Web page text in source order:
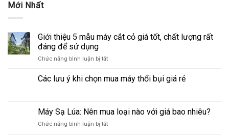
Mới Nhất
Giới thiệu 5 mẫu máy cắt cỏ giá tốt, chất lượng rất
đáng để sử dụng
Chức năng bình luận bị tắtở
thiệu
cắt
giá
Các lưu ý khi chọn mua máy thổi bụi giá rẻ
Máy Sạ Lúa: Nên mua loại nào với giá bao nhiêu?
Chức năng bình luận bị tắtở